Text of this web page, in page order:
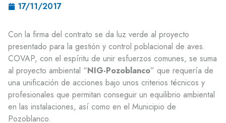
17/11/2017
Con la firma del contrato se da luz verde al proyecto
presentado para la gestión y control poblacional de aves.
COVAP, con el espíritu de unir esfuerzos comunes, se suma
al proyecto ambiental “NIG-Pozoblanco” que requería de
una unificación de acciones bajo unos criterios técnicos y
profesionales que permitan conseguir un equilibrio ambiental
en las instalaciones, así como en el Municipio de
Pozoblanco.